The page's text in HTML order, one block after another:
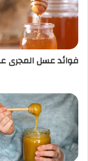
فوائد عسل المجرى